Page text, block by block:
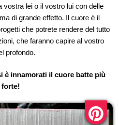
vostra lei o il vostro lui con delle
di grande effetto. Il cuore è il
che potrete rendere del tutto
che faranno capire al vostro
profondo.
è innamorati il cuore batte più
forte!